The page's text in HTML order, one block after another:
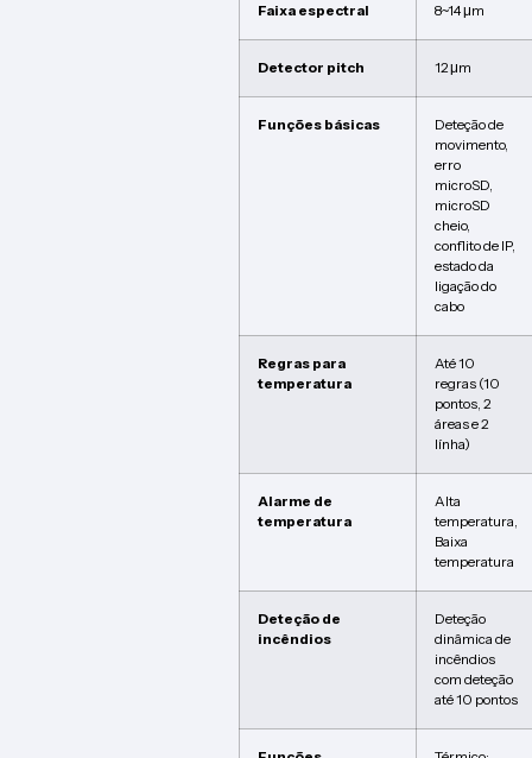
Faixa espectral 8~14 μm
Detector pitch 12 μm
Funções básicas
Deteção de
movimento,
erro
microSD,
microSD
cheio,
conflito de IP,
estado da
ligação do
cabo
Regras para
temperatura
Até 10
regras (10
pontos, 2
áreas e 2
línha)
Alarme de
temperatura
Alta
temperatura,
Baixa
temperatura
Deteção de
incêndios
Deteção
dinâmica de
incêndios
com deteção
até 10 pontos